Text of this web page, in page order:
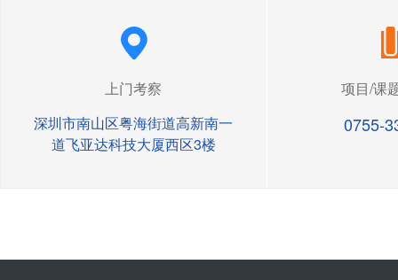
上门考察
深圳市南山区粤海街道高新南一
道飞亚达科技大厦西区3楼
项目/课
0755-